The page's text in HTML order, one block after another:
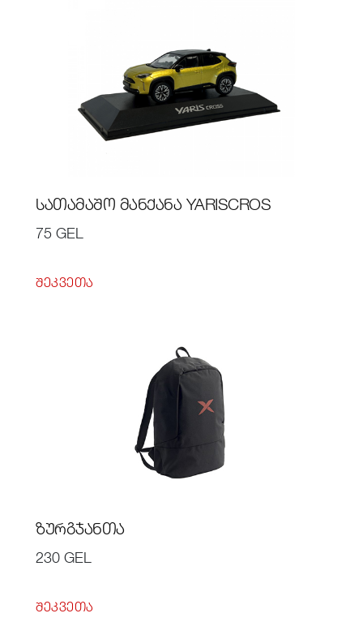
ᲡᲐᲗᲐᲛᲐᲨᲝ ᲛᲐᲜᲥᲐᲜᲐ YARISCROS
75 GEL
ᲨᲔᲙᲕᲔᲗᲐ
ᲖᲣᲠᲒᲯᲐᲜᲗᲐ
230 GEL
ᲨᲔᲙᲕᲔᲗᲐ